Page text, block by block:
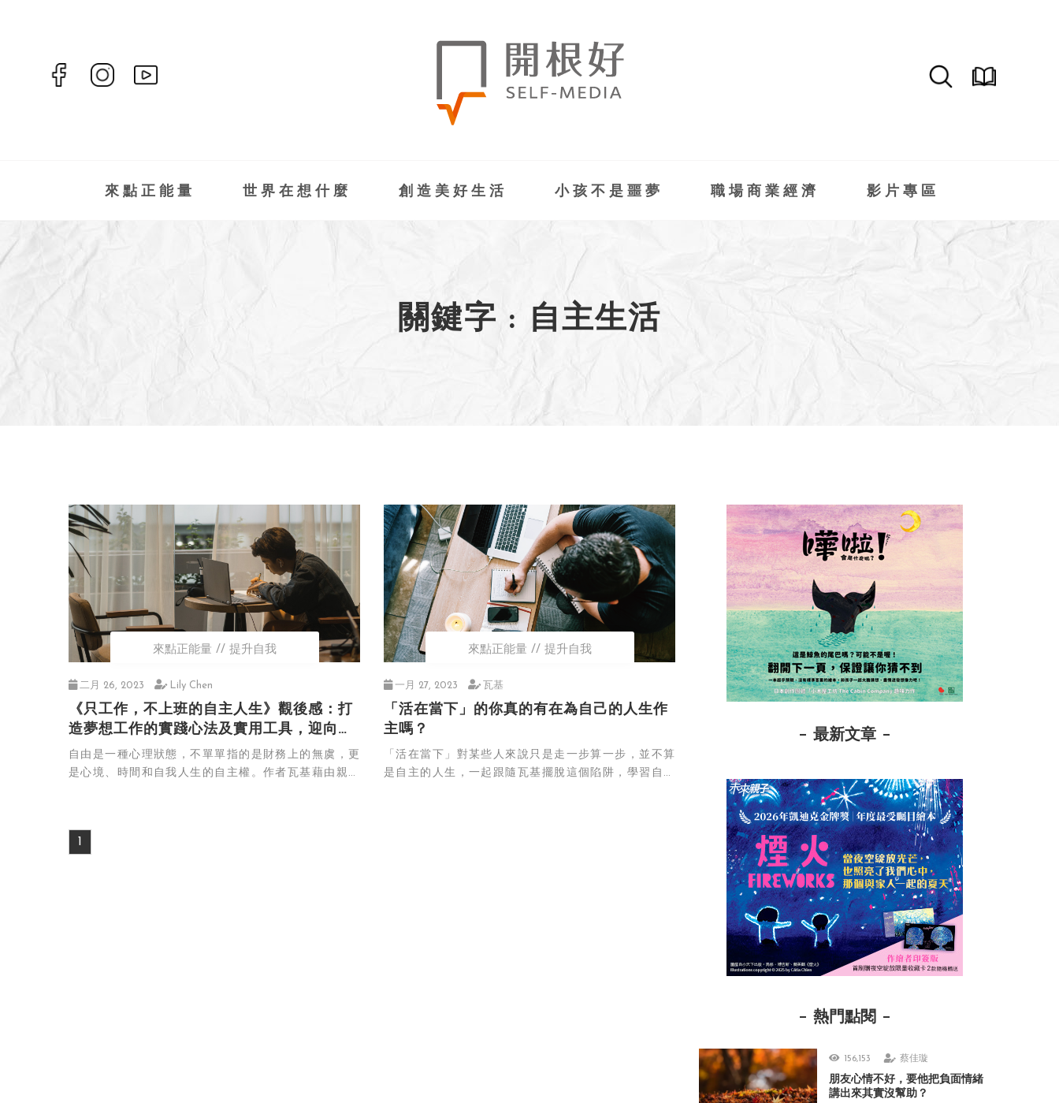
來點正能量 世界在想什麼 創造美好生活 小孩不是噩夢 職場商業經濟 影片專區
關鍵字 : 自主生活
來點正能量 提升自我
二月 26, 2023 Lily Chen
《只工作，不上班的自主人生》觀後感：打
造夢想工作的實踐心法及實用工具，迎向自
主人生！
自由是一種心理狀態，不單單指的是財務上的無虞，更
是心境、時間和自我人生的自主權。作者瓦基藉由親身
來點正能量 提升自我
一月 27, 2023 瓦基
「活在當下」的你真的有在為自己的人生作
主嗎？
「活在當下」對某些人來說只是走一步算一步，並不算
是自主的人生，一起跟隨瓦基擺脫這個陷阱，學習自主
1
最新文章
熱門點閱
156,153 蔡佳璇
朋友心情不好，要他把負面情緒
講出來其實沒幫助？